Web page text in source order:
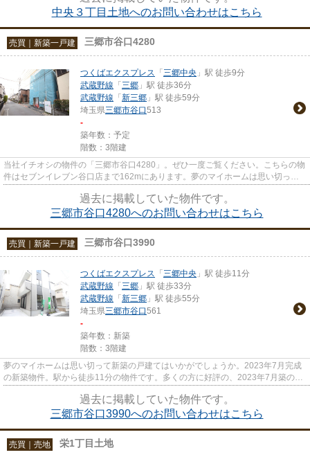
中央３丁目土地へのお問い合わせはこちら
売買｜新築一戸建 三郷市谷口4280
つくばエクスプレス 「 三郷中央 」駅 徒歩9分
武蔵野線 「 三郷 」駅 徒歩36分
武蔵野線 「 新三郷 」駅 徒歩59分
埼玉県三郷市谷口513
-
築年数：予定
階数：3階建
当社イチオシの物件の「三郷市谷口4280」。ぜひ一度ご覧ください。こちらの物
件はセブンイレブン谷口店まで162mにあります。夢のマイホームは思い切って
過去に掲載していた物件です。
三郷市谷口4280へのお問い合わせはこちら
売買｜新築一戸建 三郷市谷口3990
つくばエクスプレス 「 三郷中央 」駅 徒歩11分
武蔵野線 「 三郷 」駅 徒歩33分
武蔵野線 「 新三郷 」駅 徒歩55分
埼玉県三郷市谷口561
-
築年数：新築
階数：3階建
夢のマイホームは思い切って新築の戸建てはいかがでしょうか。2023年7月完成
の新築物件。駅から徒歩11分の物件です。多くの方に好評の、2023年7月築の物
過去に掲載していた物件です。
三郷市谷口3990へのお問い合わせはこちら
売買｜売地 栄1丁目土地